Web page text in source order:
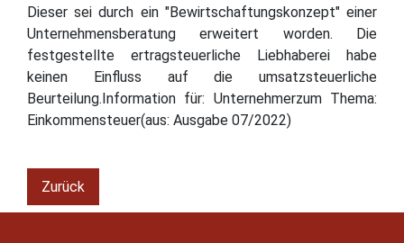
Dieser sei durch ein "Bewirtschaftungskonzept" einer
Unternehmensberatung erweitert worden. Die
festgestellte ertragsteuerliche Liebhaberei habe
keinen Einfluss auf die umsatzsteuerliche
Beurteilung.Information für: Unternehmerzum Thema:
Einkommensteuer(aus: Ausgabe 07/2022)
Zurück